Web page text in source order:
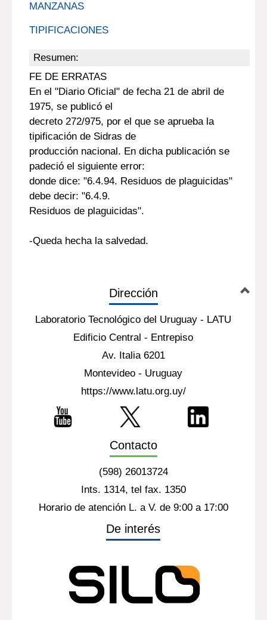
MANZANAS
TIPIFICACIONES
Resumen:
FE DE ERRATAS
En el "Diario Oficial" de fecha 21 de abril de
1975, se publicó el
decreto 272/975, por el que se aprueba la
tipificación de Sidras de
producción nacional. En dicha publicación se
padeció el siguiente error:
donde dice: "6.4.94. Residuos de plaguicidas"
debe decir: "6.4.9.
Residuos de plaguicidas".
-Queda hecha la salvedad.
Dirección
Laboratorio Tecnológico del Uruguay - LATU
Edificio Central - Entrepiso
Av. Italia 6201
Montevideo - Uruguay
https://www.latu.org.uy/
Contacto
(598) 26013724
Ints. 1314, tel fax. 1350
Horario de atención L. a V. de 9:00 a 17:00
De interés